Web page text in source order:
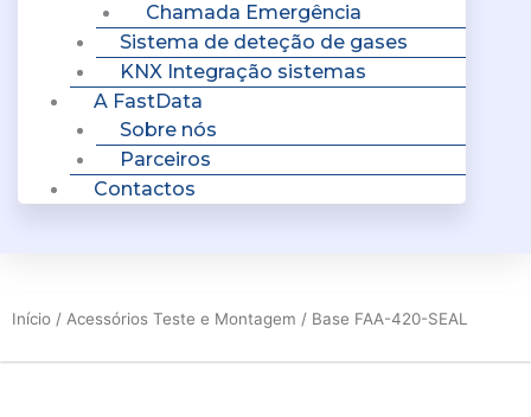
Chamada Emergência
Sistema de deteção de gases
KNX Integração sistemas
A FastData
Sobre nós
Parceiros
Contactos
Início / Acessórios Teste e Montagem / Base FAA-420-SEAL